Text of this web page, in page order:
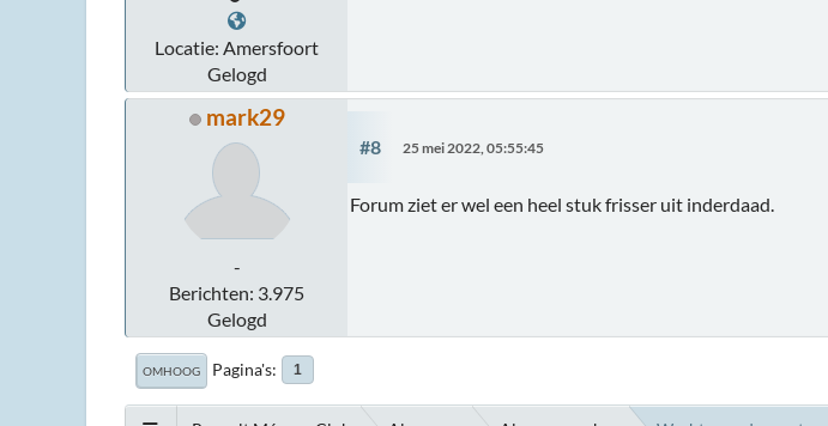
Locatie: Amersfoort
Gelogd
mark29
-
Berichten: 3.975
Gelogd
#8 25 mei 2022, 05:55:45
Forum ziet er wel een heel stuk frisser uit inderdaad.
OMHOOG Pagina's 1